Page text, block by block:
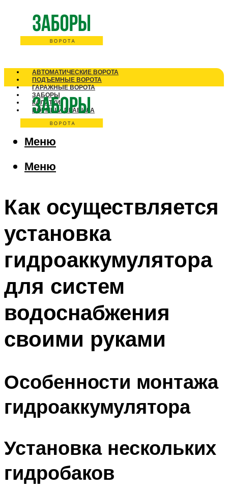
АВТОМАТИЧЕСКИЕ ВОРОТА
ПОДЪЕМНЫЕ ВОРОТА
ГАРАЖНЫЕ ВОРОТА
ЗАБОРЫ
КАЛИТКИ
НОРМЫ И ПРАВИЛА
Меню
Меню
Как осуществляется
установка
гидроаккумулятора
для систем
водоснабжения
своими руками
Особенности монтажа
гидроаккумулятора
Установка нескольких
гидробаков